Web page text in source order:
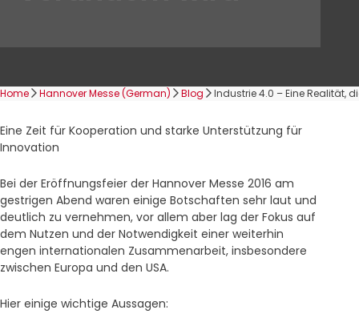
Home Hannover Messe (German) Blog Industrie 4.0 – Eine Realität,
Eine Zeit für Kooperation und starke Unterstützung für
Innovation
Bei der Eröffnungsfeier der Hannover Messe 2016 am
gestrigen Abend waren einige Botschaften sehr laut und
deutlich zu vernehmen, vor allem aber lag der Fokus auf
dem Nutzen und der Notwendigkeit einer weiterhin
engen internationalen Zusammenarbeit, insbesondere
zwischen Europa und den USA.
Hier einige wichtige Aussagen: